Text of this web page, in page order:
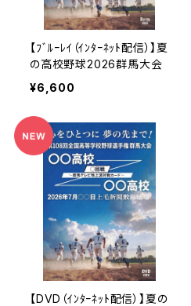
【ﾌﾞﾙｰﾚｲ（ｲﾝﾀｰﾈｯﾄ配信）】夏
の高校野球2026群馬大会
¥6,600
【DVD（ｲﾝﾀｰﾈｯﾄ配信）】夏の